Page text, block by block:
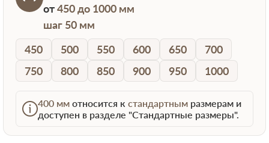
от450 до 1000 мм
шаг 50 мм
450
500 550 600 650
700
750
800 850 900 950 1000
400 мм относится к стандартным размерам и
доступен в разделе "Стандартные размеры".